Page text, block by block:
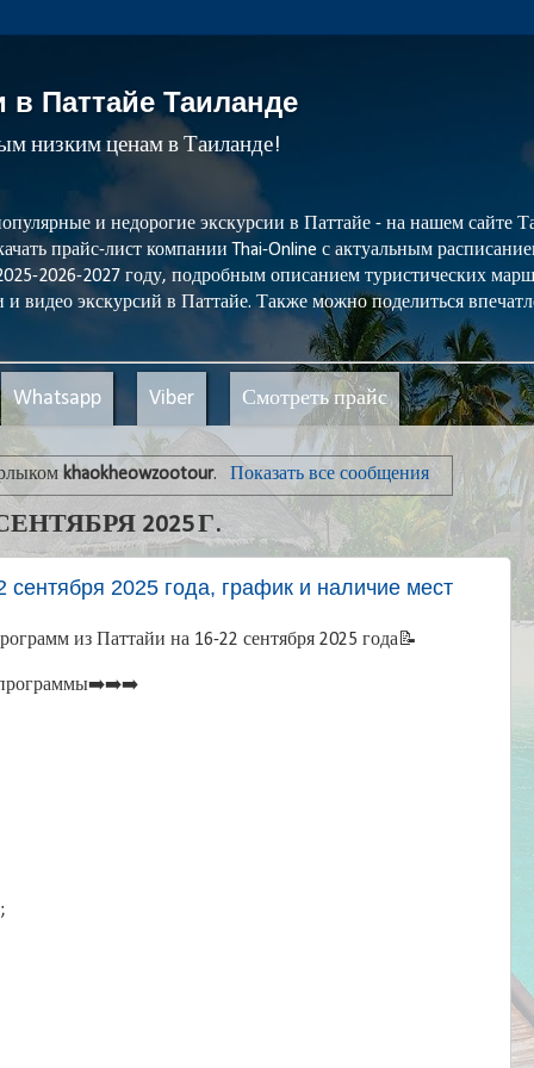
в Паттайе Таиланде
низким ценам в Таиланде!
и недорогие экскурсии в Паттайе - на нашем сайте
прайс-лист компании Thai-Online с актуальным
2026-2027 году, подробным описанием туристических
видео экскурсий в Паттайе. Также можно поделиться
Whatsapp Viber Смотреть прайс
khaokheowzootour. Показать все сообщения
2025 Г.
сентября 2025 года, график и наличие мест
из Паттайи на 16-22 сентября 2025 года📝